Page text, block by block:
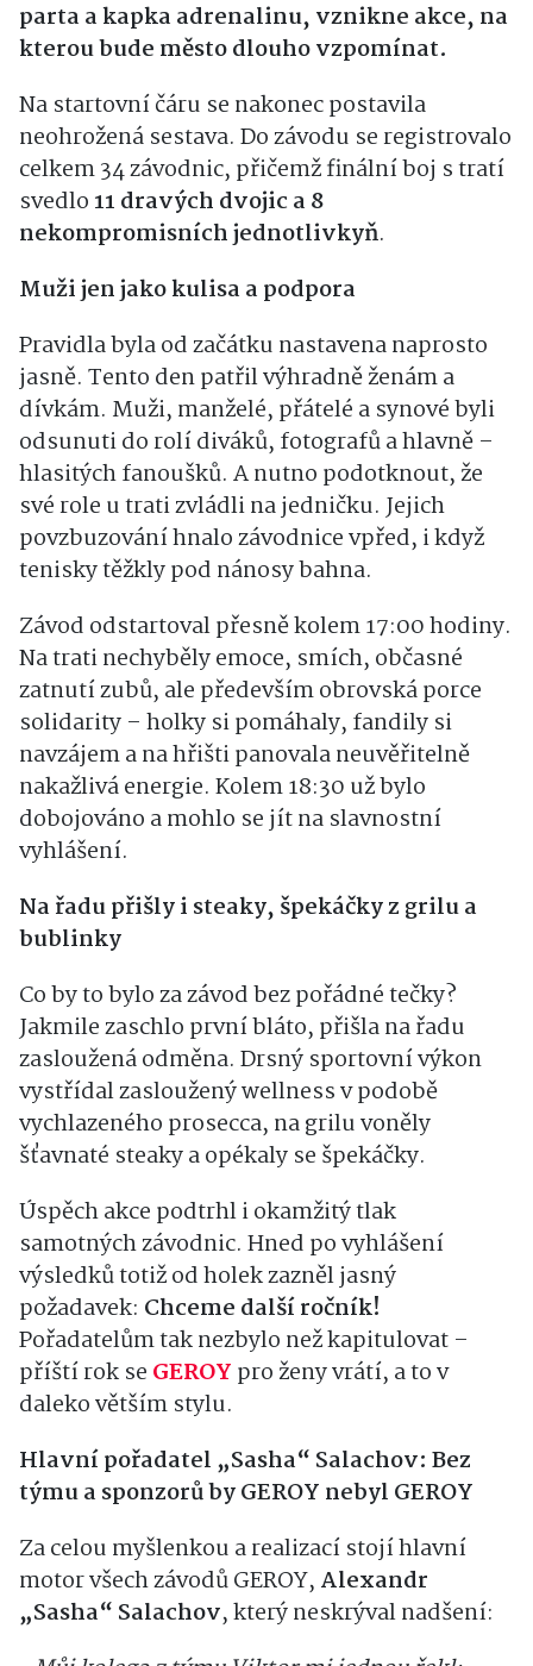
parta a kapka adrenalinu, vznikne akce, na
kterou bude město dlouho vzpomínat.
Na startovní čáru se nakonec postavila
neohrožená sestava. Do závodu se registrovalo
celkem 34 závodnic, přičemž finální boj s tratí
svedlo 11 dravých dvojic a 8
nekompromisních jednotlivkyň.
Muži jen jako kulisa a podpora
Pravidla byla od začátku nastavena naprosto
jasně. Tento den patřil výhradně ženám a
dívkám. Muži, manželé, přátelé a synové byli
odsunuti do rolí diváků, fotografů a hlavně –
hlasitých fanoušků. A nutno podotknout, že
své role u trati zvládli na jedničku. Jejich
povzbuzování hnalo závodnice vpřed, i když
tenisky těžkly pod nánosy bahna.
Závod odstartoval přesně kolem 17:00 hodiny.
Na trati nechyběly emoce, smích, občasné
zatnutí zubů, ale především obrovská porce
solidarity – holky si pomáhaly, fandily si
navzájem a na hřišti panovala neuvěřitelně
nakažlivá energie. Kolem 18:30 už bylo
dobojováno a mohlo se jít na slavnostní
vyhlášení.
Na řadu přišly i steaky, špekáčky z grilu a
bublinky
Co by to bylo za závod bez pořádné tečky?
Jakmile zaschlo první bláto, přišla na řadu
zasloužená odměna. Drsný sportovní výkon
vystřídal zasloužený wellness v podobě
vychlazeného prosecca, na grilu voněly
šťavnaté steaky a opékaly se špekáčky.
Úspěch akce podtrhl i okamžitý tlak
samotných závodnic. Hned po vyhlášení
výsledků totiž od holek zazněl jasný
požadavek: Chceme další ročník!
Pořadatelům tak nezbylo než kapitulovat –
příští rok se GEROY pro ženy vrátí, a to v
daleko větším stylu.
Hlavní pořadatel „Sasha“ Salachov: Bez
týmu a sponzorů by GEROY nebyl GEROY
Za celou myšlenkou a realizací stojí hlavní
motor všech závodů GEROY, Alexandr
„Sasha“ Salachov, který neskrýval nadšení: